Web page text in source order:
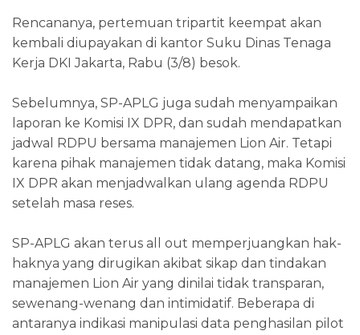
Rencananya, pertemuan tripartit keempat akan
kembali diupayakan di kantor Suku Dinas Tenaga
Kerja DKI Jakarta, Rabu (3/8) besok.
Sebelumnya, SP-APLG juga sudah menyampaikan
laporan ke Komisi IX DPR, dan sudah mendapatkan
jadwal RDPU bersama manajemen Lion Air. Tetapi
karena pihak manajemen tidak datang, maka Komisi
IX DPR akan menjadwalkan ulang agenda RDPU
setelah masa reses.
SP-APLG akan terus all out memperjuangkan hak-
haknya yang dirugikan akibat sikap dan tindakan
manajemen Lion Air yang dinilai tidak transparan,
sewenang-wenang dan intimidatif. Beberapa di
antaranya indikasi manipulasi data penghasilan pilot